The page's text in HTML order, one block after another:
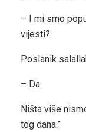
– I mi smo
vijesti?
Poslanik
– Da.
Ništa više
tog dana.”